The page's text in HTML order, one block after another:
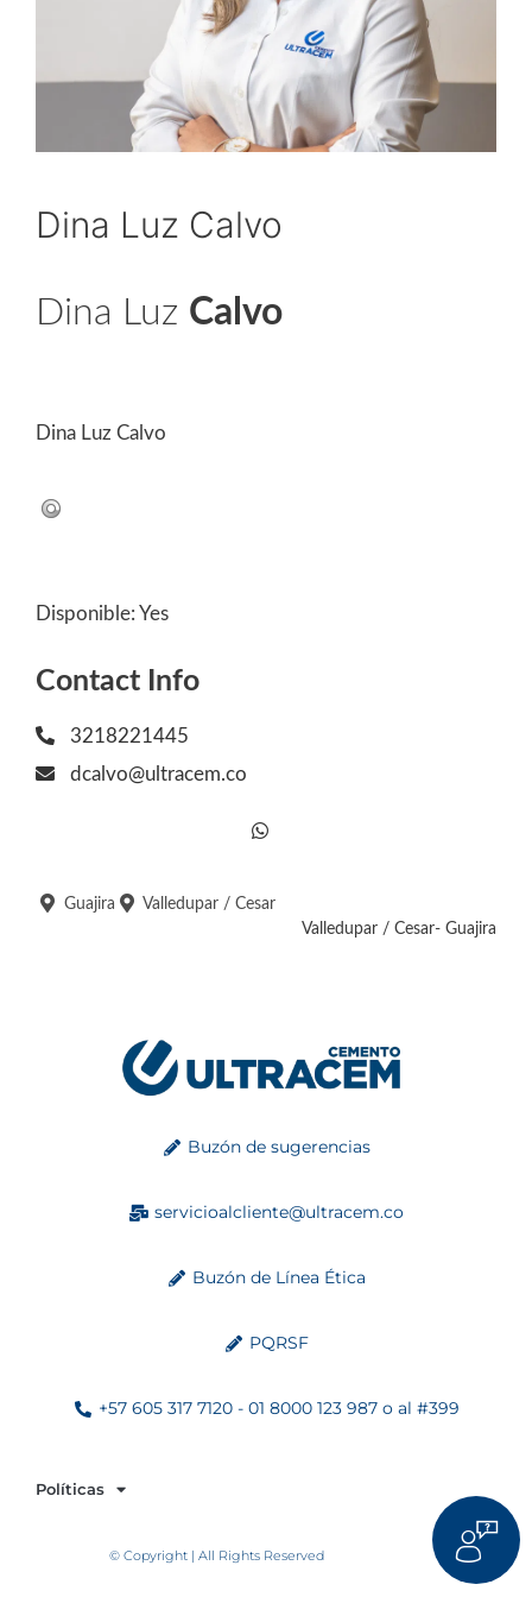
Dina Luz Calvo
Dina Luz Calvo
Dina Luz Calvo
Disponible: Yes
Contact Info
3218221445
dcalvo@ultracem.co
Guajira
Valledupar / Cesar
Valledupar / Cesar- Guajira
Buzón de sugerencias
servicioalcliente@ultracem.co
Buzón de Línea Ética
PQRSF
+57 605 317 7120 - 01 8000 123 987 o al #399
Políticas
© Copyright | All Rights Reserved